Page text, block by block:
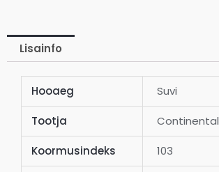
Lisainfo
Hooaeg Suvi
Tootja Continental
Koormusindeks 103